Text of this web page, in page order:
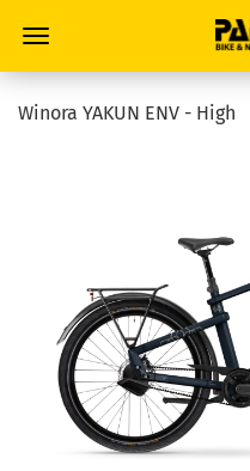
Winora YAKUN ENV - High